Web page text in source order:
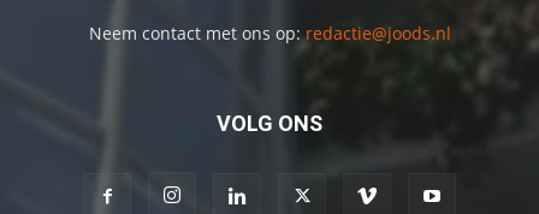
Neem contact met ons op: redactie@joods.nl
VOLG ONS